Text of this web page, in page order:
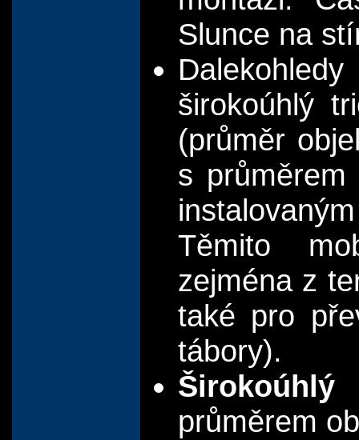
Slunce na
širokoúhlý
(průměr
s
Těmito
zejména z
také pro
tábory).
Širokoúhlý
průměrem